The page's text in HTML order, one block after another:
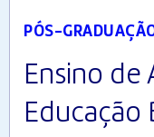
PÓS-
Ensino de
Educação